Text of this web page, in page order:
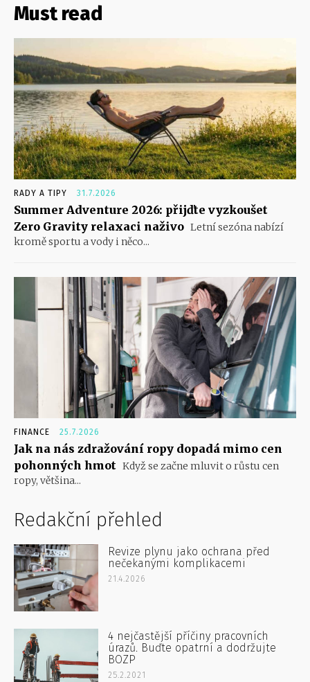
Must read
RADY A TIPY 31.7.2026
Summer Adventure 2026: přijďte vyzkoušet
Zero Gravity relaxaci naživo Letní sezóna nabízí
kromě sportu a vody i něco...
FINANCE 25.7.2026
Jak na nás zdražování ropy dopadá mimo cen
pohonných hmot Když se začne mluvit o růstu cen
ropy, většina...
Redakční přehled
Revize plynu jako ochrana před
nečekanými komplikacemi
21.4.2026
4 nejčastější příčiny pracovních
úrazů. Buďte opatrní a dodržujte
BOZP
25.2.2021